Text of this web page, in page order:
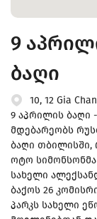
9
ბაღი
10, 12 Gia
9 აპრილის ბაღი
მდებარეობს
ბაღი
ოტო სიმონსონმა
სახელი
ბაქოს 26
პარკს სახელი